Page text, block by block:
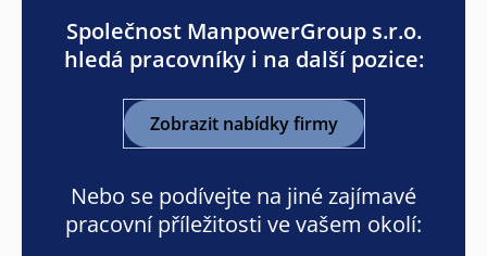
Společnost ManpowerGroup s.r.o.
hledá pracovníky i na další pozice:
Zobrazit nabídky firmy
Nebo se podívejte na jiné zajímavé
pracovní příležitosti ve vašem okolí: